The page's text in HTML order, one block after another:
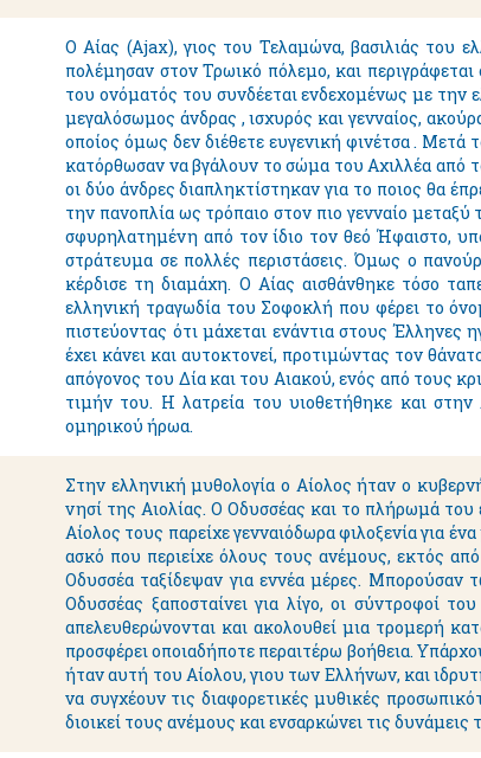
Ο Αίας (Ajax), γιος του Τελαμώνα, βασιλιάς του
πολέμησαν στον Τρωικό πόλεμο, και
του ονόματός του συνδέεται ενδεχομένως με την
μεγαλόσωμος άνδρας , ισχυρός και γενναίος,
οποίος όμως δεν διέθετε ευγενική φινέτσα . Μετά
κατόρθωσαν να βγάλουν το σώμα του Αχιλλέα από
οι δύο άνδρες διαπληκτίστηκαν για το ποιος θα
την πανοπλία ως τρόπαιο στον πιο γενναίο
σφυρηλατημένη από τον ίδιο τον θεό Ήφαιστο,
στράτευμα σε πολλές περιστάσεις. Όμως ο
κέρδισε τη διαμάχη. Ο Αίας αισθάνθηκε τόσο
ελληνική τραγωδία του Σοφοκλή που φέρει το
πιστεύοντας ότι μάχεται ενάντια στους Έλληνες
έχει κάνει και αυτοκτονεί, προτιμώντας τον
απόγονος του Δία και του Αιακού, ενός από τους
τιμήν του. Η λατρεία του υιοθετήθηκε και
ομηρικού ήρωα.
Στην ελληνική μυθολογία ο Αίολος ήταν ο
νησί της Αιολίας. Ο Οδυσσέας και το πλήρωμά του
Αίολος τους παρείχε γενναιόδωρα φιλοξενία για
ασκό που περιείχε όλους τους ανέμους, εκτός
Οδυσσέα ταξίδεψαν για εννέα μέρες.
Οδυσσέας ξαποσταίνει για λίγο, οι σύντροφοί
απελευθερώνονται και ακολουθεί μια τρομερή
προσφέρει οποιαδήποτε περαιτέρω βοήθεια.
ήταν αυτή του Αίολου, γιου των Ελλήνων, και
να συγχέουν τις διαφορετικές μυθικές
διοικεί τους ανέμους και ενσαρκώνει τις δυνάμεις